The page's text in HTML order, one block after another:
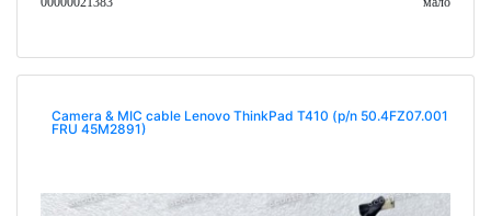
Camera & MIC cable Lenovo ThinkPad T410 (p/n 50.4FZ07.001
FRU 45M2891)